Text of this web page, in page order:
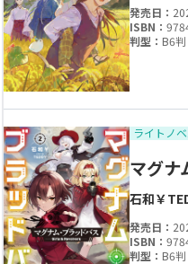
発売日：
ISBN：
判型： B6判
ライトノ
マグ
石和￥
発売日：
ISBN：
判型： B6判